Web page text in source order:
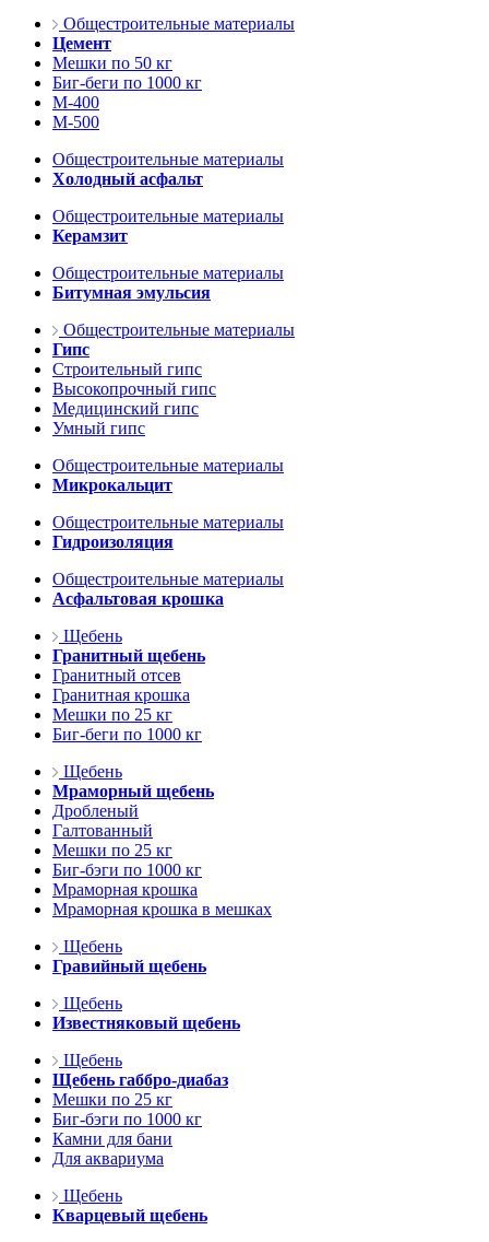
Общестроительные материалы
Цемент
Мешки по 50 кг
Биг-беги по 1000 кг
М-400
М-500
Общестроительные материалы
Холодный асфальт
Общестроительные материалы
Керамзит
Общестроительные материалы
Битумная эмульсия
Общестроительные материалы
Гипс
Строительный гипс
Высокопрочный гипс
Медицинский гипс
Умный гипс
Общестроительные материалы
Микрокальцит
Общестроительные материалы
Гидроизоляция
Общестроительные материалы
Асфальтовая крошка
Щебень
Гранитный щебень
Гранитный отсев
Гранитная крошка
Мешки по 25 кг
Биг-беги по 1000 кг
Щебень
Мраморный щебень
Дробленый
Галтованный
Мешки по 25 кг
Биг-бэги по 1000 кг
Мраморная крошка
Мраморная крошка в мешках
Щебень
Гравийный щебень
Щебень
Известняковый щебень
Щебень
Щебень габбро-диабаз
Мешки по 25 кг
Биг-бэги по 1000 кг
Камни для бани
Для аквариума
Щебень
Кварцевый щебень